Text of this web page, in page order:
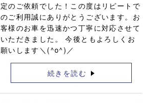
定のご依頼でした！この度はリピートで
のご利用誠にありがとうございます。お
客様のお車を迅速かつ丁寧に対応させて
いただきました。 今後ともよろしくお
願いします＼(^o^)／
続きを読む